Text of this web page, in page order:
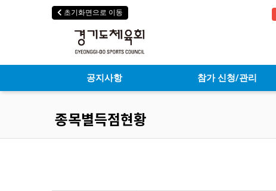
초기화면으로 이동
공지사항 참가 신청/관리
종목별득점현황